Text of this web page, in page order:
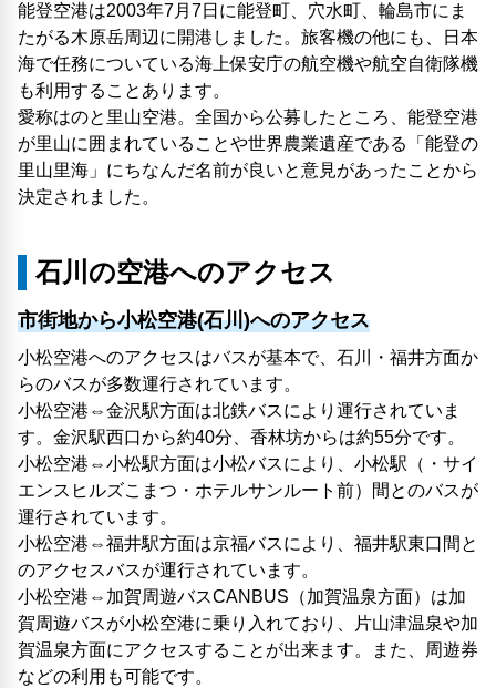
能登空港は2003年7月7日に能登町、穴水町、輪島市にま
たがる木原岳周辺に開港しました。旅客機の他にも、日本
海で任務についている海上保安庁の航空機や航空自衛隊機
も利用することあります。
愛称はのと里山空港。全国から公募したところ、能登空港
が里山に囲まれていることや世界農業遺産である「能登の
里山里海」にちなんだ名前が良いと意見があったことから
決定されました。
石川の空港へのアクセス
市街地から小松空港(石川)へのアクセス
小松空港へのアクセスはバスが基本で、石川・福井方面か
らのバスが多数運行されています。
小松空港⇔金沢駅方面は北鉄バスにより運行されていま
す。金沢駅西口から約40分、香林坊からは約55分です。
小松空港⇔小松駅方面は小松バスにより、小松駅（・サイ
エンスヒルズこまつ・ホテルサンルート前）間とのバスが
運行されています。
小松空港⇔福井駅方面は京福バスにより、福井駅東口間と
のアクセスバスが運行されています。
小松空港⇔加賀周遊バスCANBUS（加賀温泉方面）は加
賀周遊バスが小松空港に乗り入れており、片山津温泉や加
賀温泉方面にアクセスすることが出来ます。また、周遊券
などの利用も可能です。